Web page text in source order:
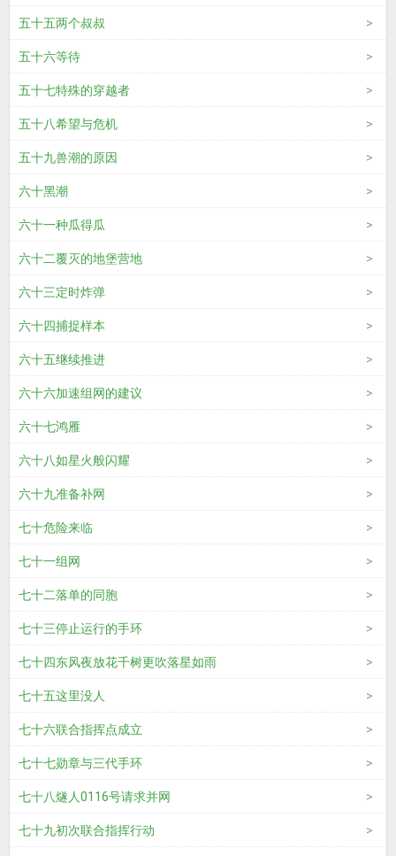
五十五两个叔叔
五十六等待
五十七特殊的穿越者
五十八希望与危机
五十九兽潮的原因
六十黑潮
六十一种瓜得瓜
六十二覆灭的地堡营地
六十三定时炸弹
六十四捕捉样本
六十五继续推进
六十六加速组网的建议
六十七鸿雁
六十八如星火般闪耀
六十九准备补网
七十危险来临
七十一组网
七十二落单的同胞
七十三停止运行的手环
七十四东风夜放花千树更吹落星如雨
七十五这里没人
七十六联合指挥点成立
七十七勋章与三代手环
七十八燧人0116号请求并网
七十九初次联合指挥行动